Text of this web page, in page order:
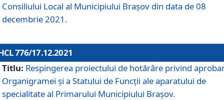
Consiliului Local al Municipiului Braşov din data de 08
decembrie 2021.
776/17.12.2021
Titlu: Respingerea proiectului de hotărâre privind
Organigramei şi a Statului de Funcţii ale aparatului de
specialitate al Primarului Municipiului Braşov.